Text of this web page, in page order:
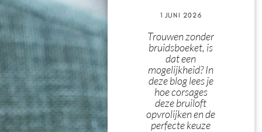
1 JUNI 2026
Trouwen zonder
bruidsboeket, is
dat een
mogelijkheid? In
deze blog lees je
hoe corsages
deze bruiloft
opvrolijken en de
perfecte keuze